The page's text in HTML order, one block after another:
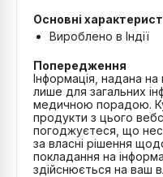
Основні
Вироблено в Індії
Попередження
Інформація, надана
лише для загальних
медичною порадою.
продукти з цього
погоджуєтеся, що
за власні рішення
покладання на
здійснюється на ваш